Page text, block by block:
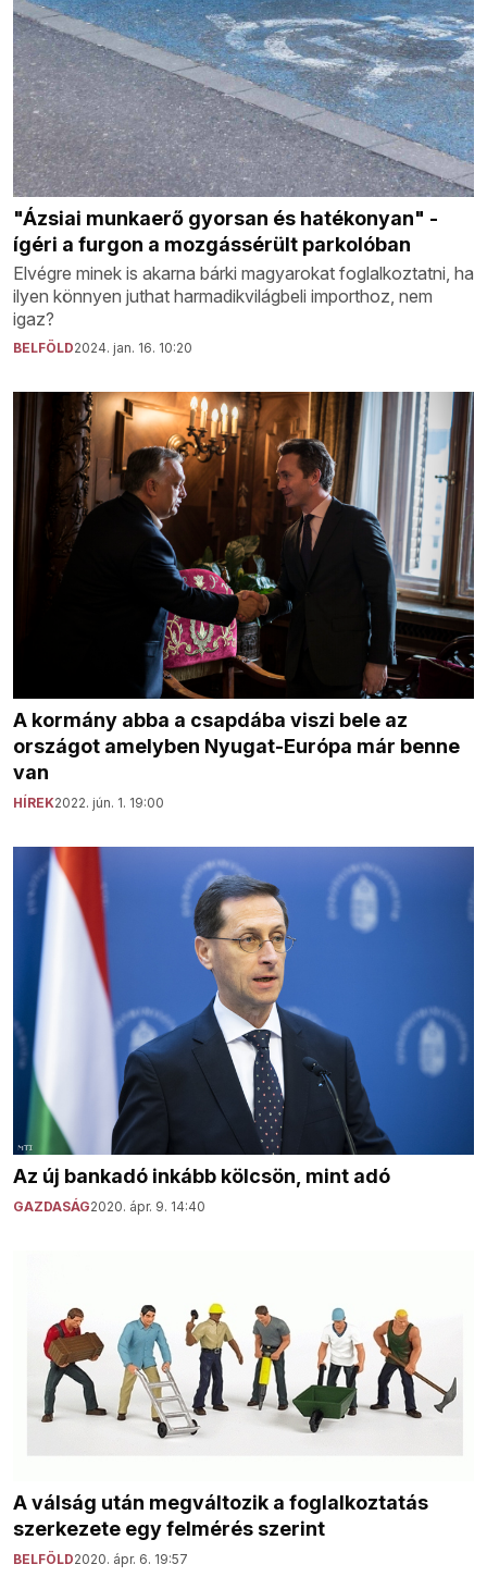
"Ázsiai munkaerő gyorsan és hatékonyan" -
ígéri a furgon a mozgássérült parkolóban
Elvégre minek is akarna bárki magyarokat foglalkoztatni, ha
ilyen könnyen juthat harmadikvilágbeli importhoz, nem
igaz?
BELFÖLD2024. jan. 16. 10:20
A kormány abba a csapdába viszi bele az
országot amelyben Nyugat-Európa már benne
van
HÍREK2022. jún. 1. 19:00
Az új bankadó inkább kölcsön, mint adó
GAZDASÁG2020. ápr. 9. 14:40
A válság után megváltozik a foglalkoztatás
szerkezete egy felmérés szerint
BELFÖLD2020. ápr. 6. 19:57